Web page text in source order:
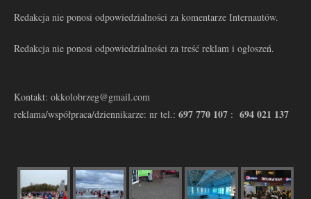
Redakcja nie ponosi odpowiedzialności za komentarze Internautów.
Redakcja nie ponosi odpowiedzialności za treść reklam i ogłoszeń.
Kontakt: okkolobrzeg@gmail.com
reklama/współpraca/dziennikarze: nr tel.: 697 770 107 : 694 021 137